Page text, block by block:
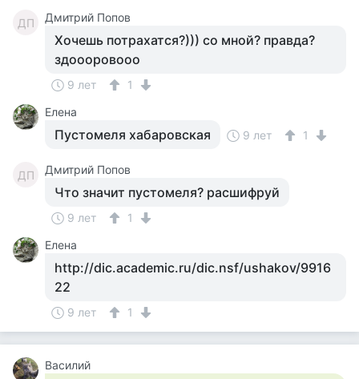
ДП Дмитрий Попов
Хочешь потрахатся?))) со мной? правда?
здоооровооо
9 лет
1
Елена
Пустомеля хабаровская 9 лет 1
ДП Дмитрий Попов
Что значит пустомеля? расшифруй
9 лет
1
Елена
http://dic.academic.ru/dic.nsf/ushakov/9916
22
9 лет 1
Василий